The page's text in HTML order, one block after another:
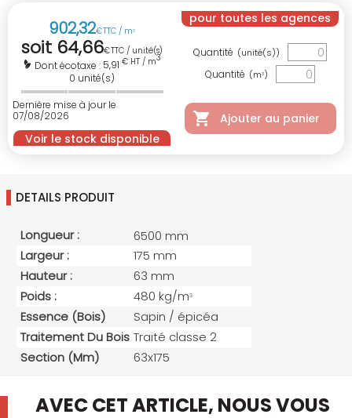
902,32€TTC / m3
soit 64,66€TTC / unité(s)
Dont écotaxe : 5,91 € HT / m3
0 unité(s)
Dernière mise à jour le
07/08/2026
Voir le stock disponible
pour toutes les agences
Quantité (unité(s))
Quantité (m3)
Ajouter au panier
DETAILS PRODUIT
Longueur :
6500 mm
Largeur :
175 mm
Hauteur :
63 mm
Poids :
480 kg/m3
Essence (bois)
Sapin / épicéa
Traitement Du Bois Traité classe 2
Section (mm)
63x175
AVEC CET ARTICLE, NOUS VOUS